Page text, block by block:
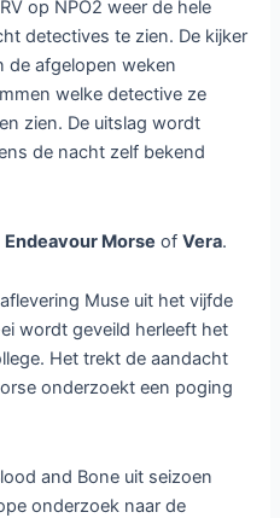
op NPO2 weer de hele
detectives te zien. De kijker
de afgelopen weken
welke detective ze
zien. De uitslag wordt
de nacht zelf bekend
Endeavour Morse ofVera.
Muse uit het vijfde
wordt geveild herleeft het
Het trekt de aandacht
onderzoekt een poging
and Bone uit seizoen
onderzoek naar de